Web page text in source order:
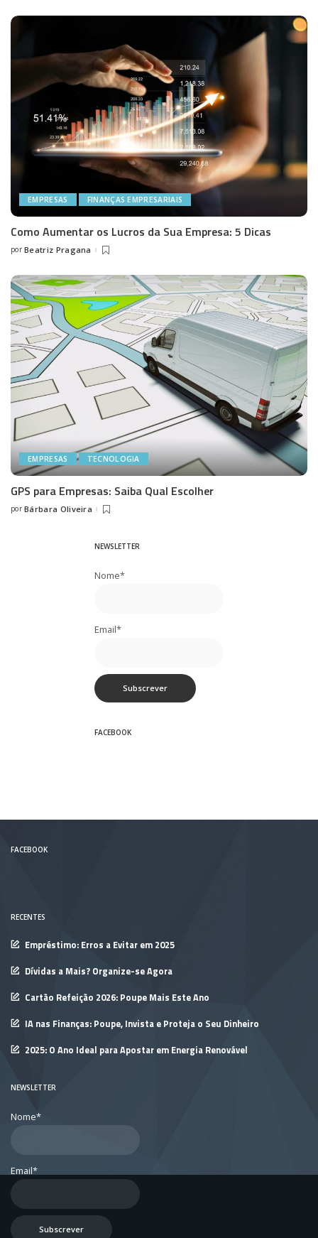
EMPRESAS FINANÇAS EMPRESARIAIS
Como Aumentar os Lucros da Sua Empresa: 5 Dicas
Posted
por Beatriz Pragana
EMPRESAS TECNOLOGIA
GPS para Empresas: Saiba Qual Escolher
Posted
por Bárbara Oliveira
NEWSLETTER
Nome*
Email*
FACEBOOK
FACEBOOK
RECENTES
Empréstimo: Erros a Evitar em 2025
Dívidas a Mais? Organize-se Agora
Cartão Refeição 2026: Poupe Mais Este Ano
IA nas Finanças: Poupe, Invista e Proteja o Seu Dinheiro
2025: O Ano Ideal para Apostar em Energia Renovável
NEWSLETTER
Nome*
Email*